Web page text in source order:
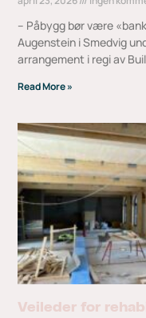
– Påbygg bør være
Augenstein i Smedvig
arrangement i regi av
Read More »
Veileder for